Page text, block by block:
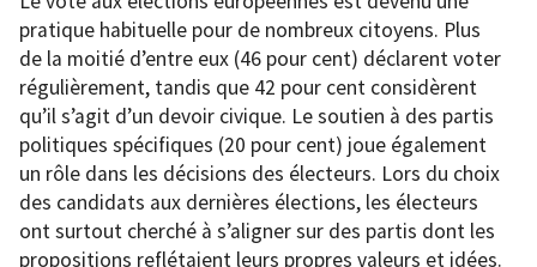
pratique habituelle pour de nombreux citoyens. Plus
de la moitié d’entre eux (46 pour cent) déclarent voter
régulièrement, tandis que 42 pour cent considèrent
qu’il s’agit d’un devoir civique. Le soutien à des partis
politiques spécifiques (20 pour cent) joue également
un rôle dans les décisions des électeurs. Lors du choix
des candidats aux dernières élections, les électeurs
ont surtout cherché à s’aligner sur des partis dont les
propositions reflétaient leurs propres valeurs et idées.